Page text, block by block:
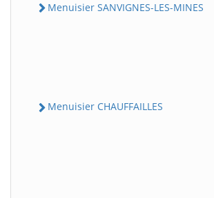
Menuisier SANVIGNES-LES-MINES
Menuisier CHAUFFAILLES